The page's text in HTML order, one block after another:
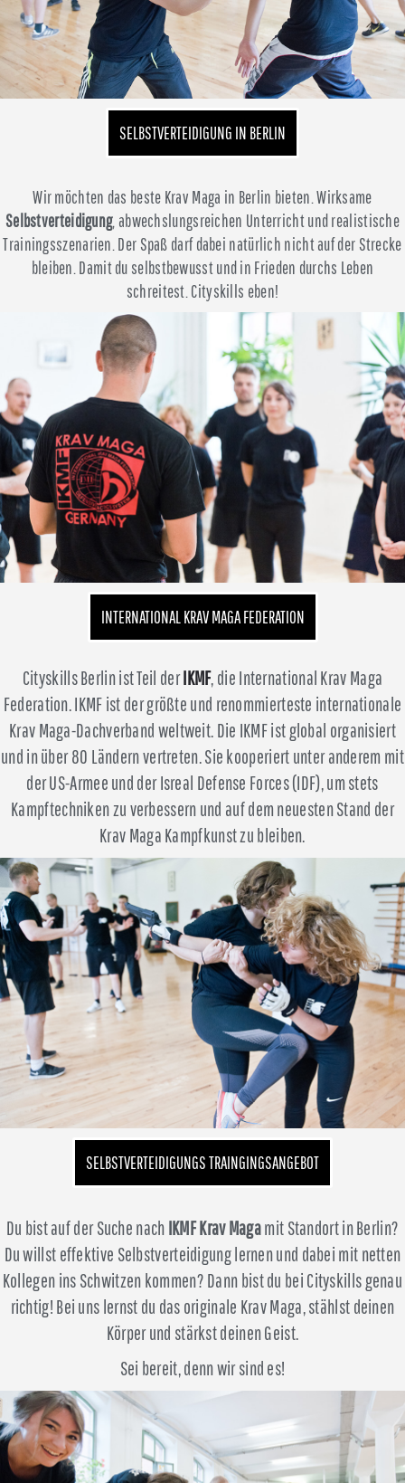
SELBSTVERTEIDIGUNG IN BERLIN
Wir möchten das beste Krav Maga in Berlin bieten. Wirksame
Selbstverteidigung, abwechslungsreichen Unterricht und realistische
Trainingsszenarien. Der Spaß darf dabei natürlich nicht auf der Strecke
bleiben. Damit du selbstbewusst und in Frieden durchs Leben
schreitest. Cityskills eben!
INTERNATIONAL KRAV MAGA FEDERATION
Cityskills Berlin ist Teil derIKMF, die International Krav Maga
Federation. IKMF ist der größte und renommierteste internationale
Krav Maga-Dachverband weltweit. Die IKMF ist global organisiert
und in über 80 Ländern vertreten. Sie kooperiert unter anderem mit
der US-Armee und der Isreal Defense Forces (IDF), um stets
Kampftechniken zu verbessern und auf dem neuesten Stand der
Krav Maga Kampfkunst zu bleiben.
SELBSTVERTEIDIGUNGS TRAINGINGSANGEBOT
Du bist auf der Suche nach IKMF Krav Magamit Standort in Berlin?
Du willst effektive Selbstverteidigung lernen und dabei mit netten
Kollegen ins Schwitzen kommen? Dann bist du bei Cityskills genau
richtig! Bei uns lernst du das originale Krav Maga, stählst deinen
Körper und stärkst deinen Geist.
Sei bereit, denn wir sind es!